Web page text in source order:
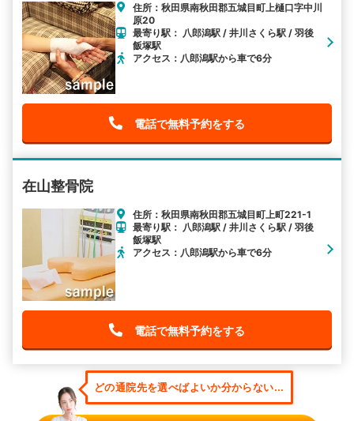
住所：秋田県南秋田郡五城目町上樋口字中川
原20
最寄り駅： 八郎潟駅 / 井川さくら駅 / 羽後
飯塚駅
アクセス：八郎潟駅から車で6分
電話で無料予約をする
在山整骨院
住所：秋田県南秋田郡五城目町上町221-1
最寄り駅： 八郎潟駅 / 井川さくら駅 / 羽後
飯塚駅
アクセス：八郎潟駅から車で6分
電話で無料予約をする
どの通院先を選べばよいか分からない...